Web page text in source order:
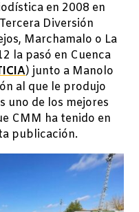
en 2008 en
Diversión
Marchamalo o La
la pasó en Cuenca
) junto a Manolo
al que le produjo
uno de los mejores
CMM ha tenido en
publicación.